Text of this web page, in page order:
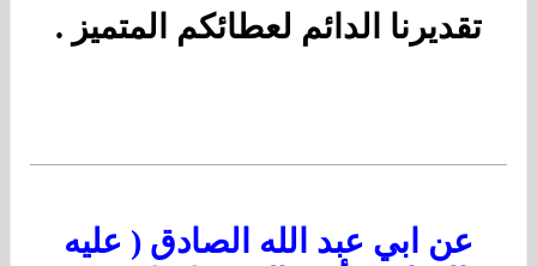
تقديرنا الدائم لعطائكم المتميز .
عن ابي عبد الله الصادق ( عليه